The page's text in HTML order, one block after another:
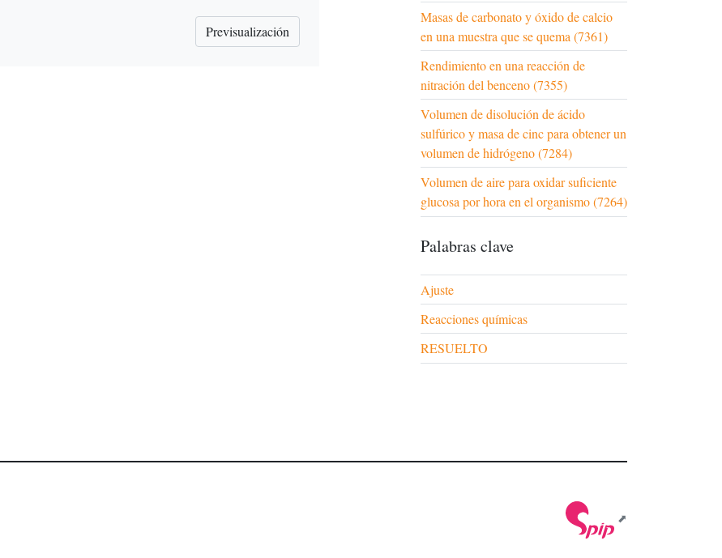
Masas de carbonato y óxido de calcio
en una muestra que se quema (7361)
Rendimiento en una reacción de
nitración del benceno (7355)
Volumen de disolución de ácido
sulfúrico y masa de cinc para obtener un
volumen de hidrógeno (7284)
Volumen de aire para oxidar suficiente
glucosa por hora en el organismo (7264)
Palabras clave
Ajuste
Reacciones químicas
RESUELTO